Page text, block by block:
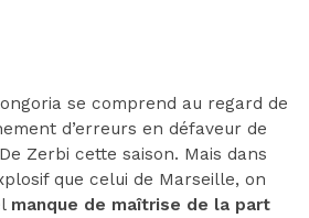
se comprend au regard de
d’erreurs en défaveur de
Zerbi cette saison. Mais dans
que celui de Marseille, on
manque de maîtrise de la part